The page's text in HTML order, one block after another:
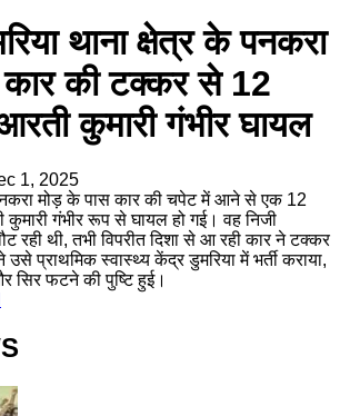
थाना क्षेत्र के पनकरा
की टक्कर से 12
आरती कुमारी गंभीर घायल
1, 2025
मोड़ के पास कार की चपेट में आने से एक 12
कुमारी गंभीर रूप से घायल हो गई। वह निजी
रही थी, तभी विपरीत दिशा से आ रही कार ने टक्कर
उसे प्राथमिक स्वास्थ्य केंद्र डुमरिया में भर्ती कराया,
सिर फटने की पुष्टि हुई।